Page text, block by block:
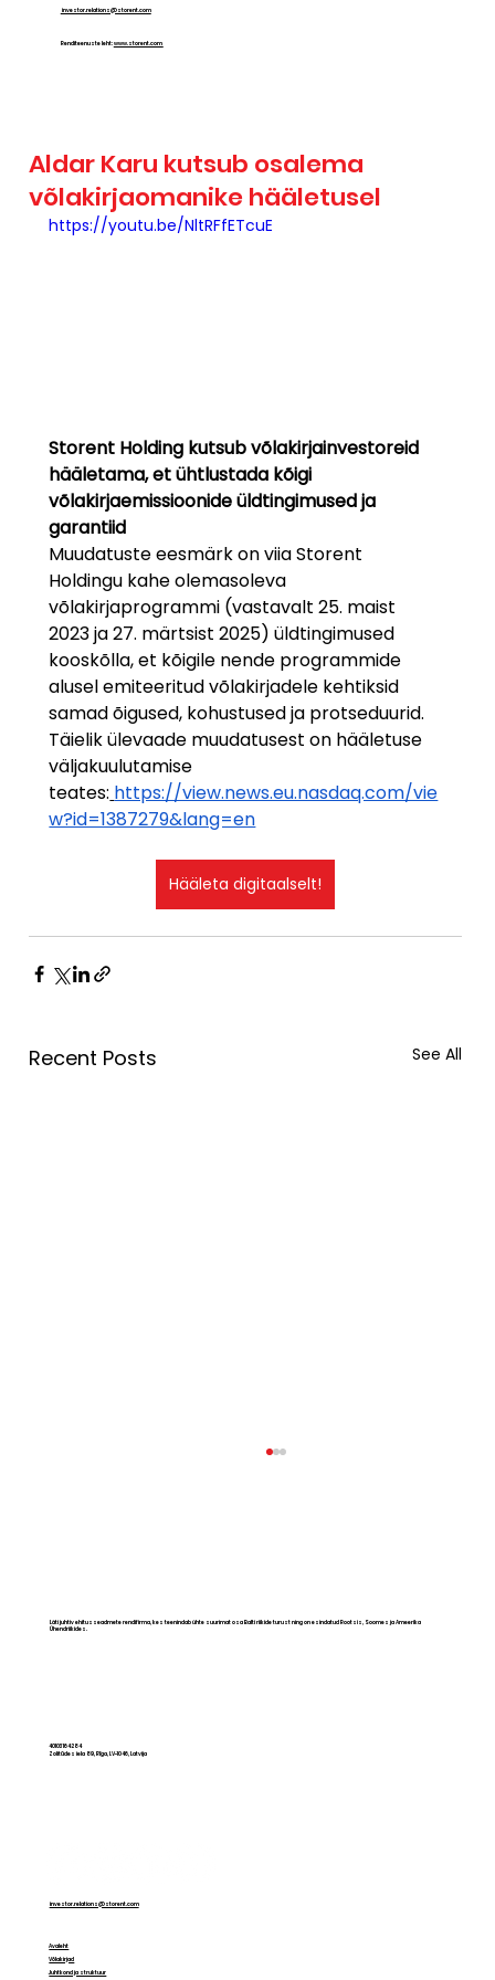
investor.relations@storent.com
Renditeenuste leht:www.storent.com
Aldar Karu kutsub osalema
võlakirjaomanike hääletusel
https://youtu.be/NltRFfETcuE
Storent Holding kutsub võlakirjainvestoreid
hääletama, et ühtlustada kõigi
võlakirjaemissioonide üldtingimused ja
garantiid
Muudatuste eesmärk on viia Storent
Holdingu kahe olemasoleva
võlakirjaprogrammi (vastavalt 25. maist
2023 ja 27. märtsist 2025) üldtingimused
kooskõlla, et kõigile nende programmide
alusel emiteeritud võlakirjadele kehtiksid
samad õigused, kohustused ja protseduurid.
Täielik ülevaade muudatusest on hääletuse
väljakuulutamise
teates: https://view.news.eu.nasdaq.com/vie
w?id=1387279&lang=en
Hääleta digitaalselt!
Recent Posts See All
Läti juhtiv ehitusseadmete rendifirma, kes teenindab ühte suurimat osa Balti riikide turust ning on esindatud Rootsis, Soomes ja Ameerika
Ühendriikides.
40103164284
Zolitūdes iela 89, Rīga, LV-1046, Latvija
investor.relations@storent.com
Avaleht
Võlakirjad
Juhtkond ja struktuur